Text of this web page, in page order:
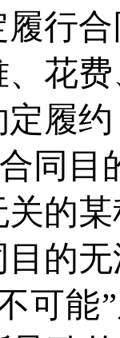
行
花
定履
合同
关的
的
可能